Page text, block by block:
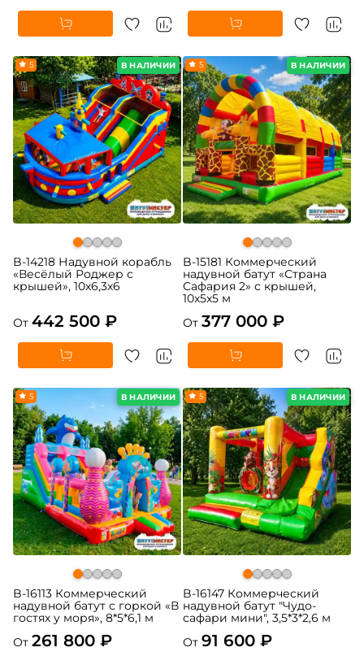
В НАЛИЧИИ
5
B-14218 Надувной корабль
«Весёлый Роджер с
крышей», 10х6,3х6
От 442 500 ₽
В НАЛИЧИИ
5
B-15181 Коммерческий
надувной батут «Страна
Сафария 2» с крышей,
10x5x5 м
От 377 000 ₽
В НАЛИЧИИ
5
B-16113 Коммерческий
надувной батут с горкой «В
гостях у моря», 8*5*6,1 м
От 261 800 ₽
В НАЛИЧИИ
5
B-16147 Коммерческий
надувной батут "Чудо-
сафари мини", 3,5*3*2,6 м
От 91 600 ₽